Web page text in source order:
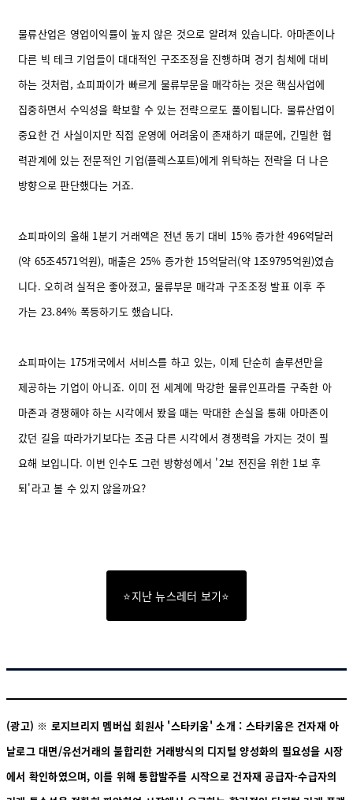
물류산업은 영업이익률이 높지 않은 것으로 알려져 있습니다. 아마존이나
다른 빅 테크 기업들이 대대적인 구조조정을 진행하며 경기 침체에 대비
하는 것처럼, 쇼피파이가 빠르게 물류부문을 매각하는 것은 핵심사업에
집중하면서 수익성을 확보할 수 있는 전략으로도 풀이됩니다. 물류산업이
중요한 건 사실이지만 직접 운영에 어려움이 존재하기 때문에, 긴밀한 협
력관계에 있는 전문적인 기업(플렉스포트)에게 위탁하는 전략을 더 나은
방향으로 판단했다는 거죠.
쇼피파이의 올해 1분기 거래액은 전년 동기 대비 15% 증가한 496억달러
(약 65조4571억원), 매출은 25% 증가한 15억달러(약 1조9795억원)였습
니다. 오히려 실적은 좋아졌고, 물류부문 매각과 구조조정 발표 이후 주
가는 23.84% 폭등하기도 했습니다.
쇼피파이는 175개국에서 서비스를 하고 있는, 이제 단순히 솔루션만을
제공하는 기업이 아니죠. 이미 전 세계에 막강한 물류인프라를 구축한 아
마존과 경쟁해야 하는 시각에서 봤을 때는 막대한 손실을 통해 아마존이
갔던 길을 따라가기보다는 조금 다른 시각에서 경쟁력을 가지는 것이 필
요해 보입니다. 이번 인수도 그런 방향성에서 '2보 전진을 위한 1보 후
퇴'라고 볼 수 있지 않을까요?
⭐지난 뉴스레터 보기⭐
(광고) ※ 로지브리지 멤버십 회원사 '스타키움' 소개 : 스타키움은 건자재 아
날로그 대면/유선거래의 불합리한 거래방식의 디지털 양성화의 필요성을 시장
에서 확인하였으며, 이를 위해 통합발주를 시작으로 건자재 공급자-수급자의